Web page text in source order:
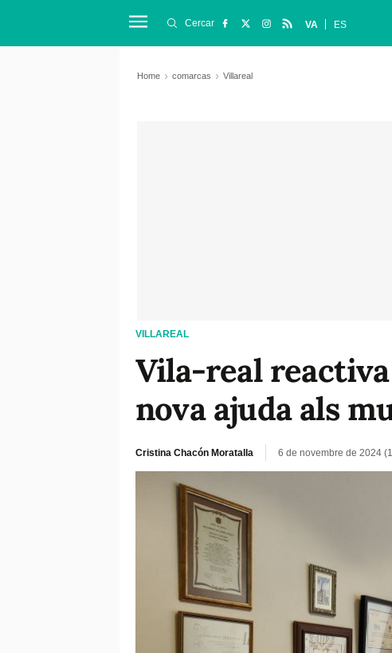
Cercar VA ES
Home comarcas Villareal
VILLAREAL
Vila-real
nova ajuda als
Cristina Chacón Moratalla 6 de novembre de 2024